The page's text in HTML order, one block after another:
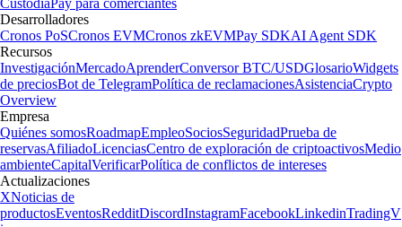
CustodiaPay para comerciantes
Desarrolladores
Cronos PoSCronos EVMCronos zkEVMPay SDKAI Agent SDK
Recursos
InvestigaciónMercadoAprenderConversor BTC/USDGlosarioWidgets
de preciosBot de TelegramPolítica de reclamacionesAsistenciaCrypto
Overview
Empresa
Quiénes somosRoadmapEmpleoSociosSeguridadPrueba de
reservasAfiliadoLicenciasCentro de exploración de criptoactivosMedio
ambienteCapitalVerificarPolítica de conflictos de intereses
Actualizaciones
XNoticias de
productosEventosRedditDiscordInstagramFacebookLinkedinTradingV